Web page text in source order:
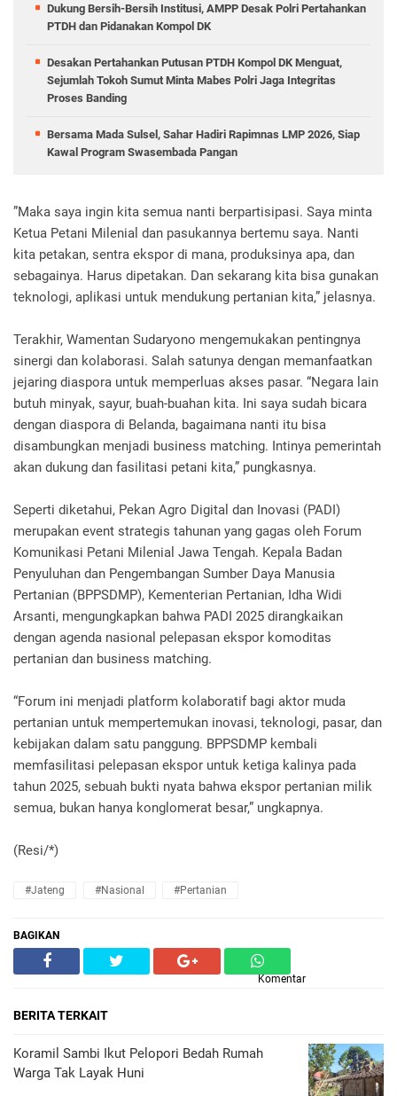
Dukung Bersih-Bersih Institusi, AMPP Desak Polri Pertahankan
PTDH dan Pidanakan Kompol DK
Desakan Pertahankan Putusan PTDH Kompol DK Menguat,
Sejumlah Tokoh Sumut Minta Mabes Polri Jaga Integritas
Proses Banding
Bersama Mada Sulsel, Sahar Hadiri Rapimnas LMP 2026, Siap
Kawal Program Swasembada Pangan
”Maka saya ingin kita semua nanti berpartisipasi. Saya minta
Ketua Petani Milenial dan pasukannya bertemu saya. Nanti
kita petakan, sentra ekspor di mana, produksinya apa, dan
sebagainya. Harus dipetakan. Dan sekarang kita bisa gunakan
teknologi, aplikasi untuk mendukung pertanian kita,” jelasnya.
Terakhir, Wamentan Sudaryono mengemukakan pentingnya
sinergi dan kolaborasi. Salah satunya dengan memanfaatkan
jejaring diaspora untuk memperluas akses pasar. “Negara lain
butuh minyak, sayur, buah-buahan kita. Ini saya sudah bicara
dengan diaspora di Belanda, bagaimana nanti itu bisa
disambungkan menjadi business matching. Intinya pemerintah
akan dukung dan fasilitasi petani kita,” pungkasnya.
Seperti diketahui, Pekan Agro Digital dan Inovasi (PADI)
merupakan event strategis tahunan yang gagas oleh Forum
Komunikasi Petani Milenial Jawa Tengah. Kepala Badan
Penyuluhan dan Pengembangan Sumber Daya Manusia
Pertanian (BPPSDMP), Kementerian Pertanian, Idha Widi
Arsanti, mengungkapkan bahwa PADI 2025 dirangkaikan
dengan agenda nasional pelepasan ekspor komoditas
pertanian dan business matching.
“Forum ini menjadi platform kolaboratif bagi aktor muda
pertanian untuk mempertemukan inovasi, teknologi, pasar, dan
kebijakan dalam satu panggung. BPPSDMP kembali
memfasilitasi pelepasan ekspor untuk ketiga kalinya pada
tahun 2025, sebuah bukti nyata bahwa ekspor pertanian milik
semua, bukan hanya konglomerat besar,” ungkapnya.
(Resi/*)
#Jateng #Nasional #Pertanian
BAGIKAN
Komentar
BERITA TERKAIT
Koramil Sambi Ikut Pelopori Bedah Rumah
Warga Tak Layak Huni